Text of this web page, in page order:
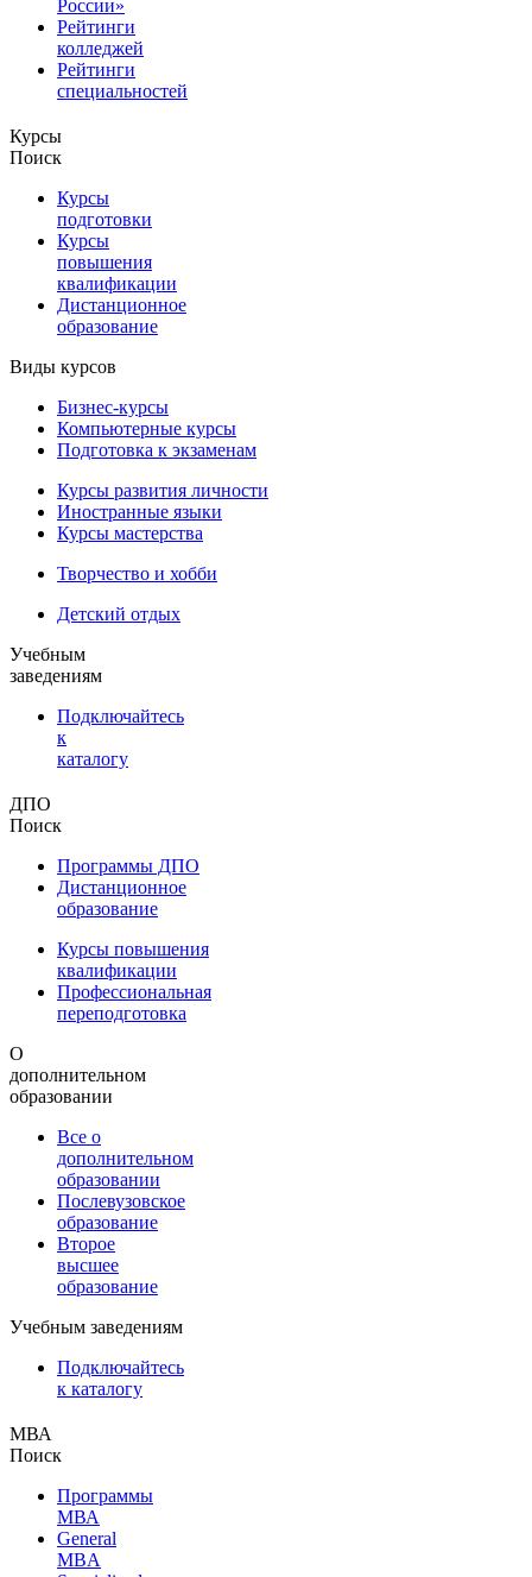
России»
Рейтинги
колледжей
Рейтинги
специальностей
Курсы
Поиск
Курсы
подготовки
Курсы
повышения
квалификации
Дистанционное
образование
Виды курсов
Бизнес-курсы
Компьютерные курсы
Подготовка к экзаменам
Курсы развития личности
Иностранные языки
Курсы мастерства
Творчество и хобби
Детский отдых
Учебным
заведениям
Подключайтесь
к
каталогу
ДПО
Поиск
Программы ДПО
Дистанционное
образование
Курсы повышения
квалификации
Профессиональная
переподготовка
О
дополнительном
образовании
Все о
дополнительном
образовании
Послевузовское
образование
Второе
высшее
образование
Учебным заведениям
Подключайтесь
к каталогу
МВА
Поиск
Программы
МВА
General
MBA